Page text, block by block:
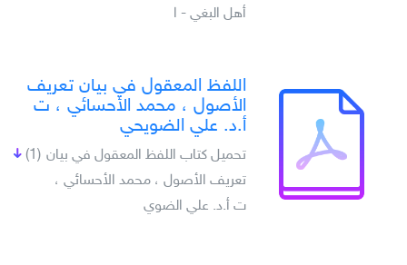
أهل البغي - ا
اللفظ المعقول في بيان تعريف
الأصول ، محمد الأحسائي ، ت
أ.د. علي الضويحي
(1) تحميل كتاب اللفظ المعقول في بيان
تعريف الأصول ، محمد الأحسائي ،
ت أ.د. علي الضوي